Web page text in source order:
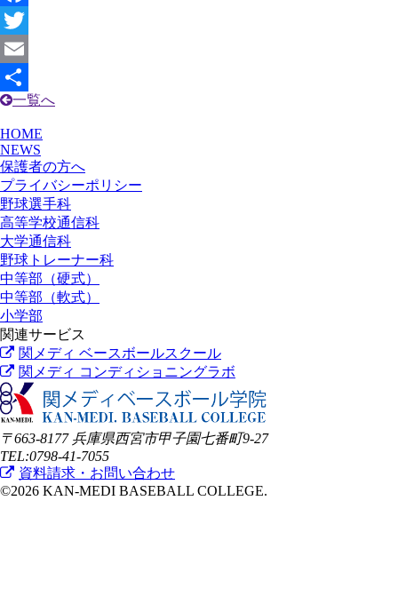
Facebook
Twitter
Email
共
有
一覧へ
HOME
NEWS
保護者の方へ
プライバシーポリシー
野球選手科
高等学校通信科
大学通信科
野球トレーナー科
中等部（硬式）
中等部（軟式）
小学部
関連サービス
関メディ ベースボールスクール
関メディ コンディショニングラボ
〒663-8177 兵庫県西宮市甲子園七番町9-27
TEL:0798-41-7055
資料請求・お問い合わせ
©2026 KAN-MEDI BASEBALL COLLEGE.